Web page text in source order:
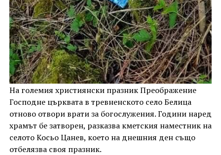
На големия християнски празник Преображение
Господне църквата в тревненското село Белица
отново отвори врати за богослужения. Години наред
храмът бе затворен, разказва кметския наместник на
селото Косьо Цанев, което на днешния ден също
отбелязва своя празник.